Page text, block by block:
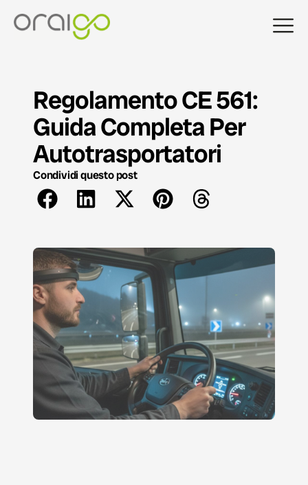
Regolamento CE 561:
Guida Completa Per
Autotrasportatori
Condividi questo post